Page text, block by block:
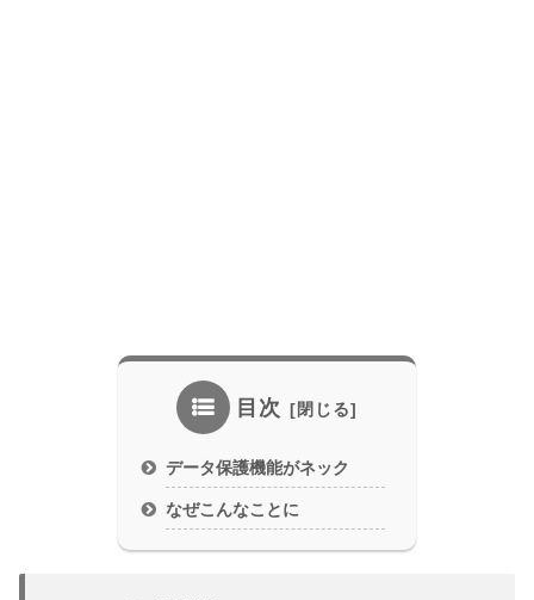
目次
データ保護機能がネック
なぜこんなことに